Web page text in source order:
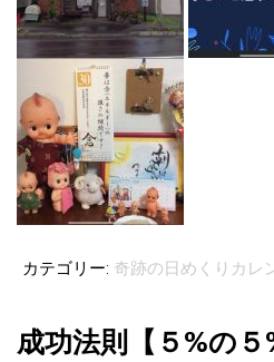
カテゴリー: 奇跡の日めくりカレ
成功法則【５%の５